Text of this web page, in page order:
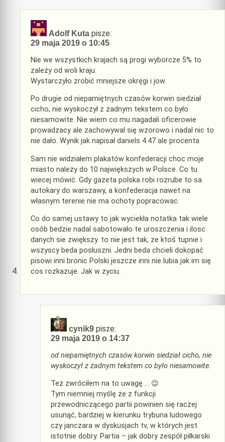
Adolf Kuta pisze:
29 maja 2019 o 10:45
Nie we wszystkich krajach są progi wyborcze 5% to
zależy od woli kraju.
Wystarczyło zrobić mniejsze okręgi i jow
Po drugie od niepamiętnych czasów korwin siedział
cicho, nie wyskoczył z żadnym tekstem co było
niesamowite. Nie wiem co mu nagadali oficerowie
prowadzacy ale zachowywal się wzorowo i nadal nic to
nie dało. Wynik jak napisał daniels 4.47 ale procenta
Sam nie widziałem plakatów konfederacji choc moje
miasto należy do 10 największych w Polsce. Co tu
wiecej mówić. Gdy gazeta polska robi rozrube to sa
autokary do warszawy, a konfederacja nawet na
własnym terenie nie ma ochoty popracowac.
Co do samej ustawy to jak wyciekła notatka tak wiele
osób bedzie nadal sabotowało te uroszczenia i ilosc
danych sie zwiększy. to nie jest tak, ze ktoś tupnie i
wszyscy beda posłuszni. Jedni beda chcieli dokopać
pisowi inni bronic Polski jeszcze inni nie lubia jak im się
cos rozkazuje. Jak w zyciu.
cynik9 pisze:
29 maja 2019 o 14:37
od niepamiętnych czasów korwin siedział cicho, nie
wyskoczył z żadnym tekstem co było niesamowite.
Też zwróciłem na to uwagę … 😉
Tym niemniej myślę że z funkcji
przewodniczącego partii powinien się raczej
usunąć, bardziej w kierunku trybuna ludowego
czy janczara w dyskusjach tv, w których jest
istotnie dobry. Partia – jak dobry zespół piłkarski